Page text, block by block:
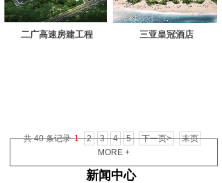
二广高速房建工程 三亚皇冠酒店
共 40 条记录 1 2 3 4 5 下一页>
末页
MORE +
新闻中心